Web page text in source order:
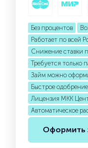
Без процентов
Работает по всей
Снижение ставки
Требуется только
Займ можно
Быстрое одобрение
Лицензия МКК
Автоматическое
Оформить